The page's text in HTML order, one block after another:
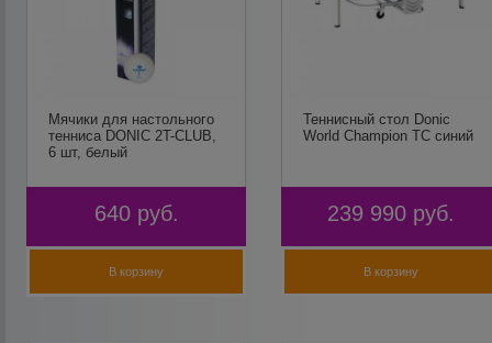
Мячики для настольного
тенниса DONIC 2T-CLUB,
6 шт, белый
640 руб.
В корзину
Теннисный стол Donic
World Champion TC синий
239 990 руб.
В корзину